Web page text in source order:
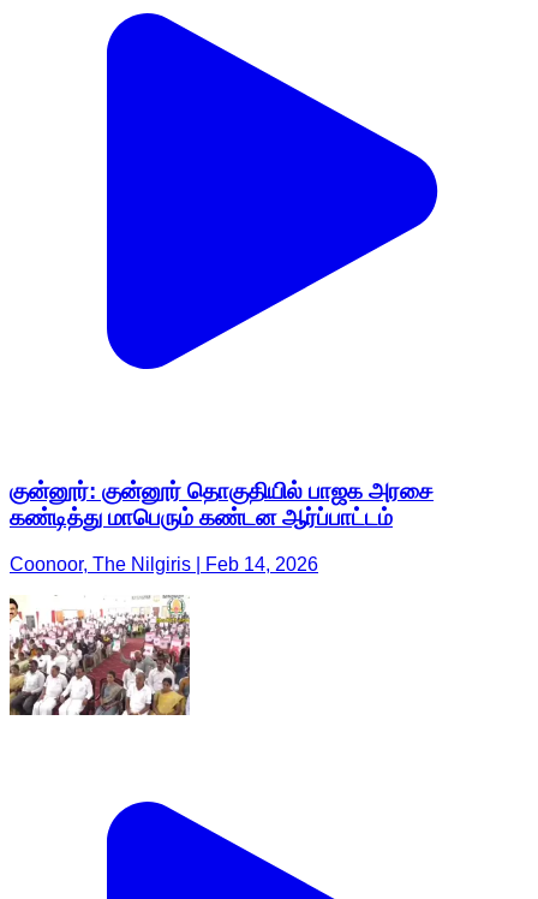
குன்னூர்: குன்னூர் தொகுதியில் பாஜக அரசை
கண்டித்து மாபெரும் கண்டன ஆர்ப்பாட்டம்
Coonoor, The Nilgiris | Feb 14, 2026